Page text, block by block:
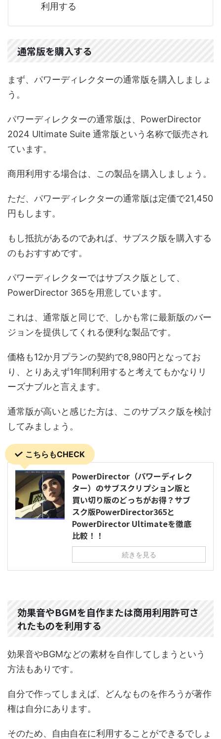
利用する
通常版を購入する
まず、パワーディレクターの通常版を購入しましょ
う。
パワーディレクターの通常版は、PowerDirector
2024 Ultimate Suite 通常版という名称で販売され
ています。
商用利用する場合は、この製品を購入しましょう。
ただ、パワーディレクターの通常版は定価で21,450
円もします。
もし抵抗があるのであれば、サブスク版を購入する
のもおすすめです。
パワーディレクターではサブスク版として、
PowerDirector 365を用意しています。
これは、通常版と同じで、しかも常に最新版のバー
ジョンを提供してくれる便利な製品です。
価格も12か月プランの契約で8,980円となってお
り、とりあえず1年間利用すると考えてもかなりリ
ーズナブルと言えます。
通常版が高いと感じた方は、このサブスク版を検討
してみましょう。
こちらもCHECK
PowerDirector（パワーディレク
ター）のサブスクリプション版と
買い切り版のどっちがお得？サブ
スク版PowerDirector365と
PowerDirector Ultimateを徹底
比較！！
続きを見る
効果音やBGMを自作または商用利用許可さ
れたものを利用する
効果音やBGMなどの素材を自作してしまうという
方法もありです。
自分で作ってしまえば、どんなものを作ろうが著作
権は自分にあります。
そのため、自由自在に利用することができるでしょ